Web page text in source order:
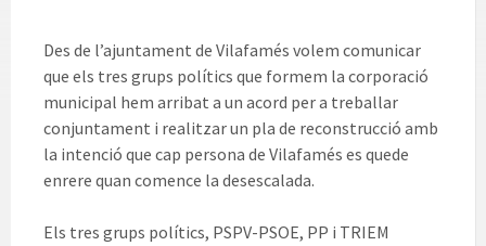
Des de l’ajuntament de Vilafamés volem comunicar
que els tres grups polítics que formem la corporació
municipal hem arribat a un acord per a treballar
conjuntament i realitzar un pla de reconstrucció amb
la intenció que cap persona de Vilafamés es quede
enrere quan comence la desescalada.
Els tres grups polítics, PSPV-PSOE, PP i TRIEM